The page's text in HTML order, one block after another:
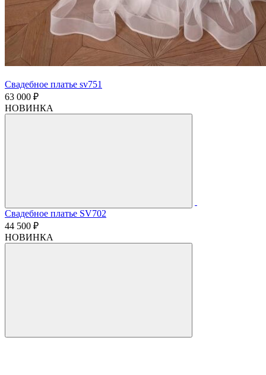
Свадебное платье sv751
63 000 ₽
НОВИНКА
Свадебное платье SV702
44 500 ₽
НОВИНКА